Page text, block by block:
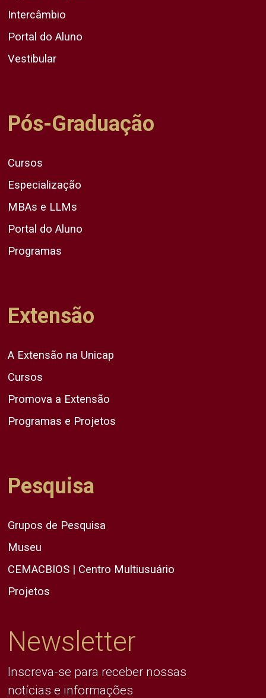
Intercâmbio
Portal do Aluno
Vestibular
Pós-Graduação
Cursos
Especialização
MBAs e LLMs
Portal do Aluno
Programas
Extensão
A Extensão na Unicap
Cursos
Promova a Extensão
Programas e Projetos
Pesquisa
Grupos de Pesquisa
Museu
CEMACBIOS | Centro Multiusuário
Projetos
Newsletter
Inscreva-se para receber nossas
notícias e informações